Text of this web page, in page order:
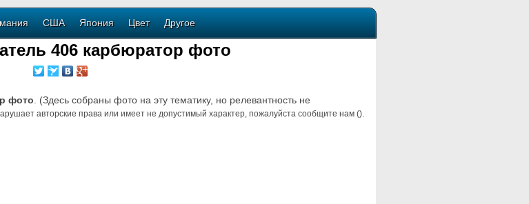
США Япония Цвет Другое
406 карбюратор фото
фото . (Здесь собраны фото на эту тематику, но релевантность не
авторские права или имеет не допустимый характер, пожалуйста сообщите нам ().